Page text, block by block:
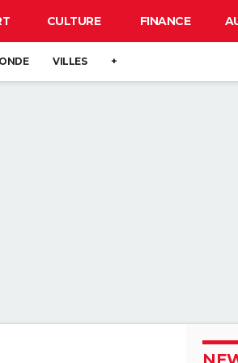
CULTURE FINANCE
VILLES +